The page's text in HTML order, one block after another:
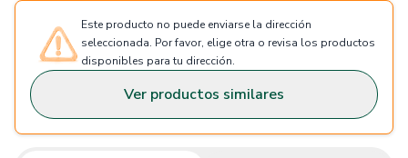
Este producto no puede enviarse la dirección
seleccionada. Por favor, elige otra o revisa los productos
disponibles para tu dirección.
Ver productos similares